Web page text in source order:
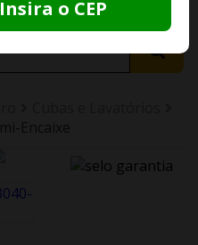
Insira o CEP